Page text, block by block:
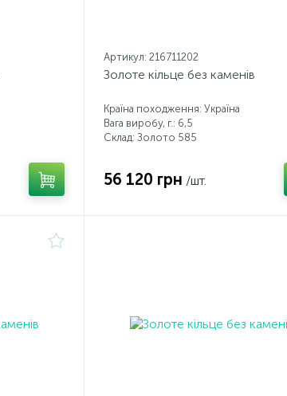
Артикул: 216711202
Золоте кільце без каменів
Країна походження: Україна
Вага виробу, г.: 6,5
Склад: Золото 585
56 120 грн /шт.